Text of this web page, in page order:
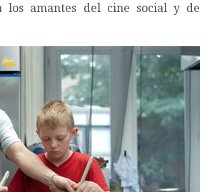
los amantes del cine social y de